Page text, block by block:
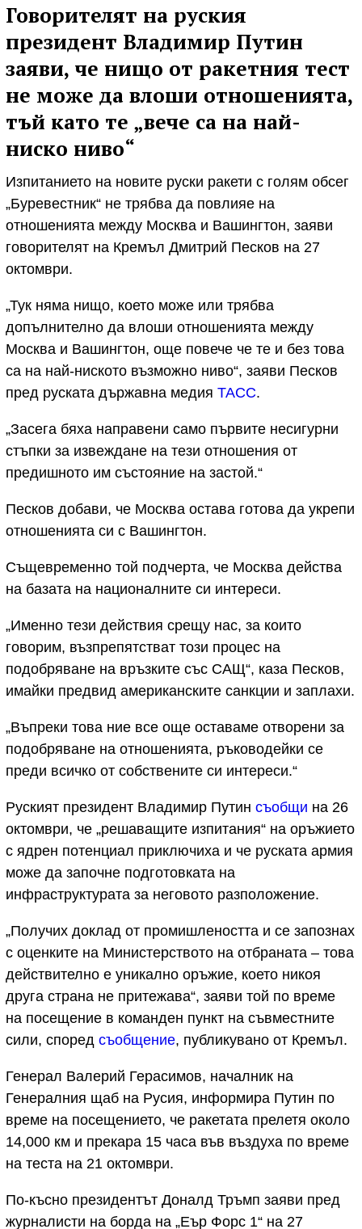
Говорителят на руския
президент Владимир Путин
заяви, че нищо от ракетния тест
не може да влоши отношенията,
тъй като те „вече са на най-
ниско ниво“
Изпитанието на новите руски ракети с голям обсег
„Буревестник“ не трябва да повлияе на
отношенията между Москва и Вашингтон, заяви
говорителят на Кремъл Дмитрий Песков на 27
октомври.
„Тук няма нищо, което може или трябва
допълнително да влоши отношенията между
Москва и Вашингтон, още повече че те и без това
са на най-ниското възможно ниво“, заяви Песков
пред руската държавна медия ТАСС.
„Засега бяха направени само първите несигурни
стъпки за извеждане на тези отношения от
предишното им състояние на застой.“
Песков добави, че Москва остава готова да укрепи
отношенията си с Вашингтон.
Същевременно той подчерта, че Москва действа
на базата на националните си интереси.
„Именно тези действия срещу нас, за които
говорим, възпрепятстват този процес на
подобряване на връзките със САЩ“, каза Песков,
имайки предвид американските санкции и заплахи.
„Въпреки това ние все още оставаме отворени за
подобряване на отношенията, ръководейки се
преди всичко от собствените си интереси.“
Руският президент Владимир Путин съобщи на 26
октомври, че „решаващите изпитания“ на оръжието
с ядрен потенциал приключиха и че руската армия
може да започне подготовката на
инфраструктурата за неговото разположение.
„Получих доклад от промишлеността и се запознах
с оценките на Министерството на отбраната – това
действително е уникално оръжие, което никоя
друга страна не притежава“, заяви той по време
на посещение в команден пункт на съвместните
сили, според съобщение, публикувано от Кремъл.
Генерал Валерий Герасимов, началник на
Генералния щаб на Русия, информира Путин по
време на посещението, че ракетата прелетя около
14,000 км и прекара 15 часа във въздуха по време
на теста на 21 октомври.
По-късно президентът Доналд Тръмп заяви пред
журналисти на борда на „Еър Форс 1“ на 27